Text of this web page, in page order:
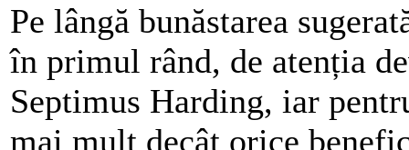
Pe lângă bunăstarea
în primul rând, de atenția
Septimus Harding, iar
mai mult decât orice